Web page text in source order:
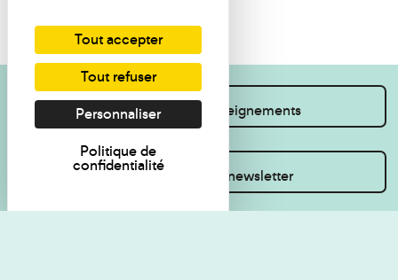
Je souhaite des renseignements
Inscrivez-vous à la newsletter
Tout accepter
Tout refuser
Personnaliser
Politique de
confidentialité